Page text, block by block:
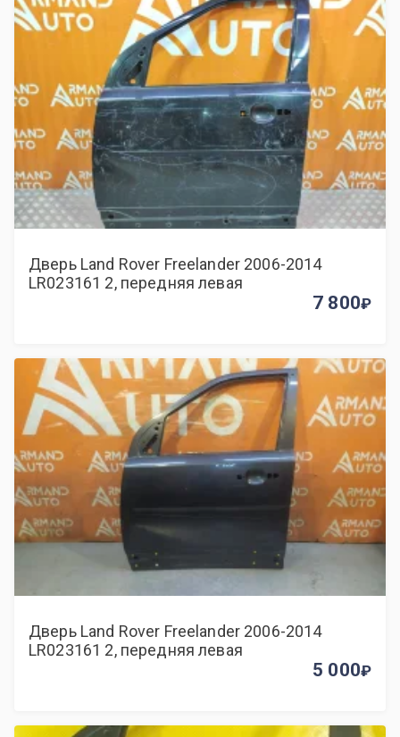
Дверь Land Rover Freelander 2006-2014
LR023161 2, передняя левая
7 800
Дверь Land Rover Freelander 2006-2014
LR023161 2, передняя левая
5 000